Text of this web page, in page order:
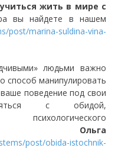
жить в мире с
вы найдете в нашем
post/marina-suldina-vina-
людьми важно
способ манипулировать
поведение под свои
с обидой,
психологического
Ольга
post/obida-istochnik-